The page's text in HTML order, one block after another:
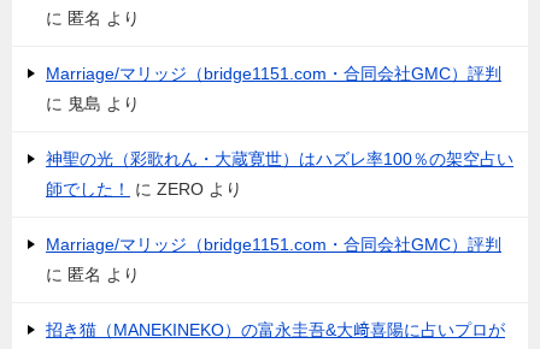
に 匿名 より
Marriage/マリッジ（bridge1151.com・合同会社GMC）評判
に 鬼島 より
神聖の光（彩歌れん・大蔵寛世）はハズレ率100％の架空占い
師でした！
に ZERO より
Marriage/マリッジ（bridge1151.com・合同会社GMC）評判
に 匿名 より
招き猫（MANEKINEKO）の富永圭吾&大﨑喜陽に占いプロが